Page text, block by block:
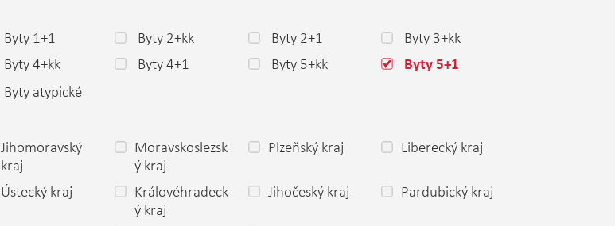
Byty 1+1 Byty 2+kk Byty 2+1
Byty 3+kk
Byty 4+kk Byty 4+1 Byty 5+kk Byty 5+1
Byty atypické
Jihomoravský
kraj
Moravskoslezsk
ý kraj
Plzeňský kraj Liberecký kraj
Ústecký kraj
Královéhradeck
ý kraj
Jihočeský kraj Pardubický kraj